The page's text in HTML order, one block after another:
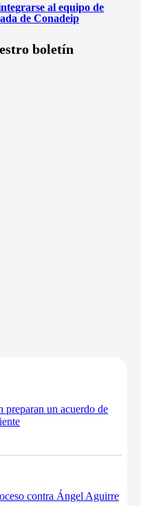
al equipo de
de Conadeip
boletín
preparan un acuerdo de
contra Ángel Aguirre